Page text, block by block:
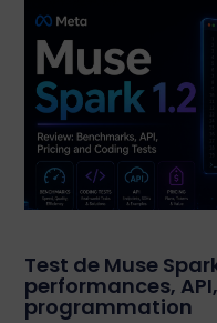
Test de Muse
performances,
programmation